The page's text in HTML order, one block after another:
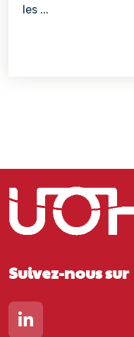
les ...
Suivez-nous sur
Lien vers notre page Linkedin